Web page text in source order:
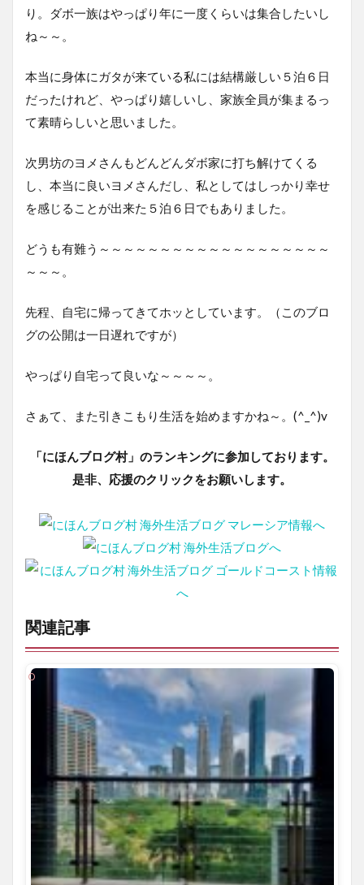
り。ダボ一族はやっぱり年に一度くらいは集合したいし
ね～～。
本当に身体にガタが来ている私には結構厳しい５泊６日
だったけれど、やっぱり嬉しいし、家族全員が集まるっ
て素晴らしいと思いました。
次男坊のヨメさんもどんどんダボ家に打ち解けてくる
し、本当に良いヨメさんだし、私としてはしっかり幸せ
を感じることが出来た５泊６日でもありました。
どうも有難う～～～～～～～～～～～～～～～～～～～
～～～。
先程、自宅に帰ってきてホッとしています。（このブロ
グの公開は一日遅れですが）
やっぱり自宅って良いな～～～～。
さぁて、また引きこもり生活を始めますかね～。(^_^)v
「にほんブログ村」のランキングに参加しております。
是非、応援のクリックをお願いします。
関連記事